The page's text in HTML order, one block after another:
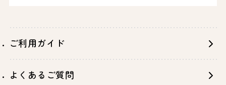
ご利用ガイド
よくあるご質問